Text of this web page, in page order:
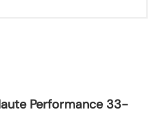
Performance 33-